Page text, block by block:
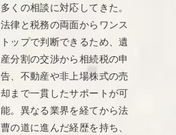
多くの相談に対応してきた。
法律と税務の両面からワンス
トップで判断できるため、遺
産分割の交渉から相続税の申
告、不動産や非上場株式の売
却まで一貫したサポートが可
能。異なる業界を経てから法
曹の道に進んだ経歴を持ち、